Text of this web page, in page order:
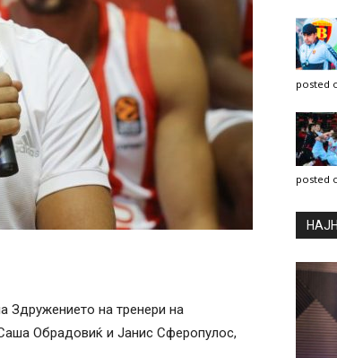
Здружението на тренери на
Обрадовиќ и Јанис Сферопулос,
posted
posted